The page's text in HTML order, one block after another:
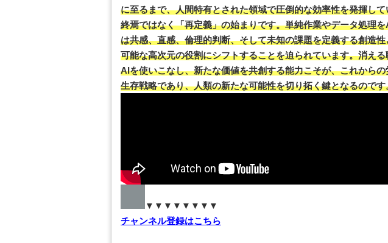
に至るまで、人間特有とされた領域で圧倒的な効率性を発揮し
終焉ではなく「再定義」の始まりです。単純作業やデータ処理
は共感、直感、倫理的判断、そして未知の課題を定義する創造
可能な高次元の役割にシフトすることを迫られています。消え
AIを使いこなし、新たな価値を共創する能力こそが、これから
生存戦略であり、人類の新たな可能性を切り拓く鍵となるのです
▼▼▼▼▼▼▼▼
チャンネル登録はこちら